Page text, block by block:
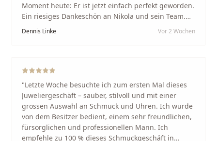
Moment heute: Er ist jetzt einfach perfekt geworden.
Ein riesiges Dankeschön an Nikola und sein Team.
Vom ersten Termin an wurden wir jedes Mal
Arbeit und seine Kunden wirklich am Herzen liegen.
Service und echte Herzlichkeit schätzt, ist hier genau
richtig."
Dennis Linke Vor 2 Wochen
"Letzte Woche besuchte ich zum ersten Mal dieses
Juweliergeschäft – sauber, stilvoll und mit einer
grossen Auswahl an Schmuck und Uhren. Ich wurde
von dem Besitzer bedient, einem sehr freundlichen,
fürsorglichen und professionellen Mann. Ich
empfehle zu 100 % dieses Schmuckgeschäft in